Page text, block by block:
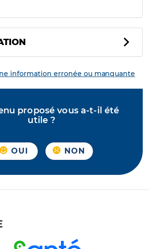
information erronée ou manquante
proposé vous a-t-il été
utile ?
OUI NON